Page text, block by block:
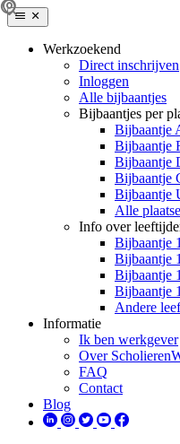
Werkzoekend
Direct inschrijven
Inloggen
Alle bijbaantjes
Bijbaantjes per
Bijbaantje
Bijbaantje
Bijbaantje
Bijbaantje
Bijbaantje
Alle
Info over
Bijbaantje
Bijbaantje
Bijbaantje
Bijbaantje
Andere
Informatie
Ik ben werkgever
Over
FAQ
Contact
Blog